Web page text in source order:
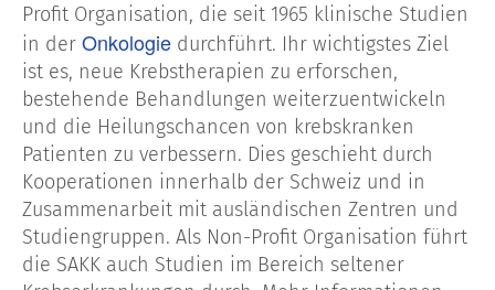
Profit Organisation, die seit 1965 klinische Studien
in der Onkologie durchführt. Ihr wichtigstes Ziel
ist es, neue Krebstherapien zu erforschen,
bestehende Behandlungen weiterzuentwickeln
und die Heilungschancen von krebskranken
Patienten zu verbessern. Dies geschieht durch
Kooperationen innerhalb der Schweiz und in
Zusammenarbeit mit ausländischen Zentren und
Studiengruppen. Als Non-Profit Organisation führt
die SAKK auch Studien im Bereich seltener